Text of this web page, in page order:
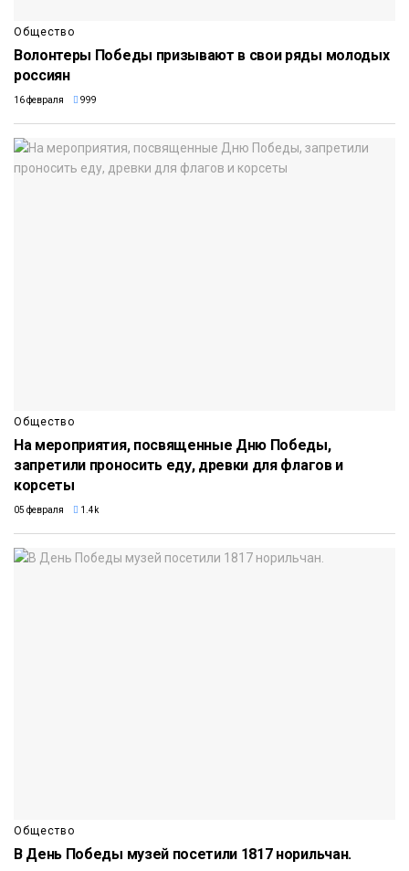
Общество
Волонтеры Победы призывают в свои ряды молодых
россиян
16 февраля 999
Общество
На мероприятия, посвященные Дню Победы,
запретили проносить еду, древки для флагов и
корсеты
05 февраля 1.4k
Общество
В День Победы музей посетили 1817 норильчан.